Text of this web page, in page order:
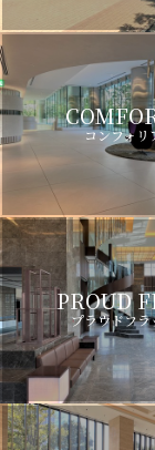
コンフォリ
PROUD
プラウドフラ